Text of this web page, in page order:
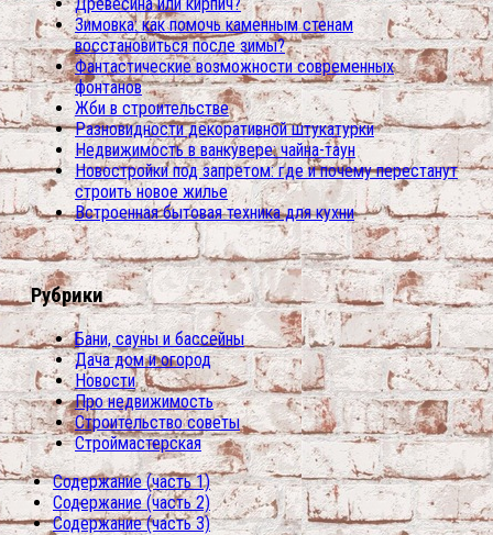
Зимовка: как помочь каменным стенам
восстановиться после зимы?
Фантастические возможности современных
фонтанов
Жби в строительстве
Разновидности декоративной штукатурки
Недвижимость в ванкувере: чайна-таун
Новостройки под запретом: где и почему перестанут
строить новое жилье
Встроенная бытовая техника для кухни
Рубрики
Бани, сауны и бассейны
Дача дом и огород
Новости
Про недвижимость
Строительство советы
Строймастерская
Содержание (часть 1)
Содержание (часть 2)
Содержание (часть 3)